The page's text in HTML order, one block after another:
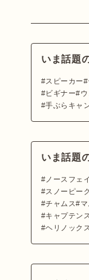
いま話題
スピーカー
ビギナー
手ぶらキャ
いま話題
ノースフェ
スノーピー
チャムス
キャプテン
ヘリノック